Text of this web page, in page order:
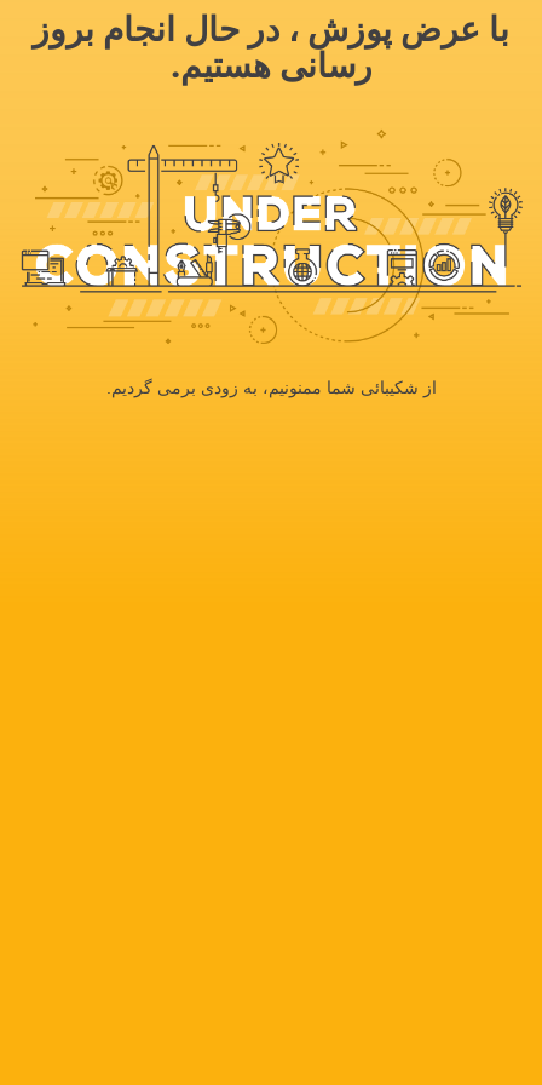
با عرض پوزش ، در حال انجام بروز
رسانی هستیم.
از شکیبائی شما ممنونیم، به زودی برمی گردیم.